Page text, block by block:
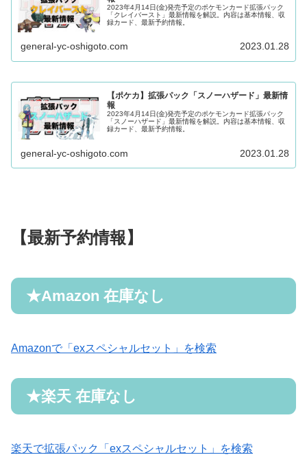
2023年4月14日(金)発売予定のポケモンカード拡張パック
「クレイバースト」最新情報を解説。内容は基本情報、収
録カード、最新予約情報。
general-yc-oshigoto.com 2023.01.28
【ポケカ】拡張パック「スノーハザード」最新情
報
2023年4月14日(金)発売予定のポケモンカード拡張パック
「スノーハザード」最新情報を解説。内容は基本情報、収
録カード、最新予約情報。
general-yc-oshigoto.com 2023.01.28
【最新予約情報】
★Amazon 在庫なし
Amazonで「exスペシャルセット」を検索
★楽天 在庫なし
楽天で拡張パック「exスペシャルセット」を検索